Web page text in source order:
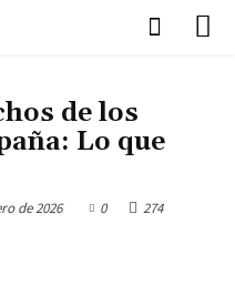
de los
Lo que
de 2026 0 274